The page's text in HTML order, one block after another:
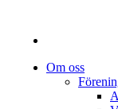
Om oss